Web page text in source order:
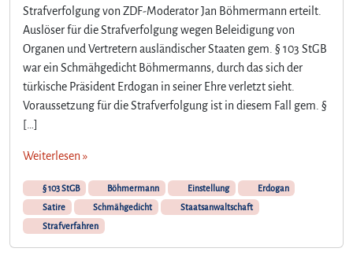
e
c
k
,
B
m
a
n
u
Strafverfolgung von ZDF-Moderator Jan Böhmermann erteilt.
Auslöser für die Strafverfolgung wegen Beleidigung von
Organen und Vertretern ausländischer Staaten gem. § 103 StGB
war ein Schmähgedicht Böhmermanns, durch das sich der
türkische Präsident Erdogan in seiner Ehre verletzt sieht.
Voraussetzung für die Strafverfolgung ist in diesem Fall gem. §
[…]
Weiterlesen »
§ 103 StGB Böhmermann Einstellung
Erdogan
Satire
Schmähgedicht
Staatsanwaltschaft
Strafverfahren